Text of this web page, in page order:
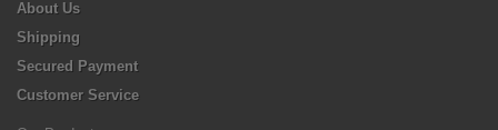
About Us
Shipping
Secured Payment
Customer Service